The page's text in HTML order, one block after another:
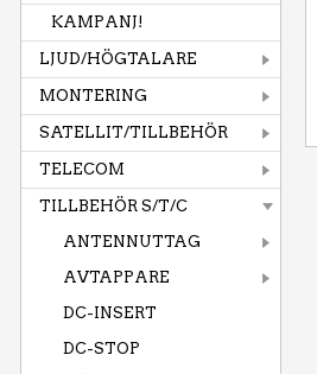
KAMPANJ!
LJUD/HÖGTALARE
MONTERING
SATELLIT/TILLBEHÖR
TELECOM
TILLBEHÖR S/T/C
ANTENNUTTAG
AVTAPPARE
DC-INSERT
DC-STOP